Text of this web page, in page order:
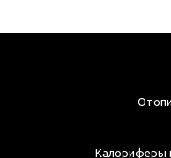
Калориферы